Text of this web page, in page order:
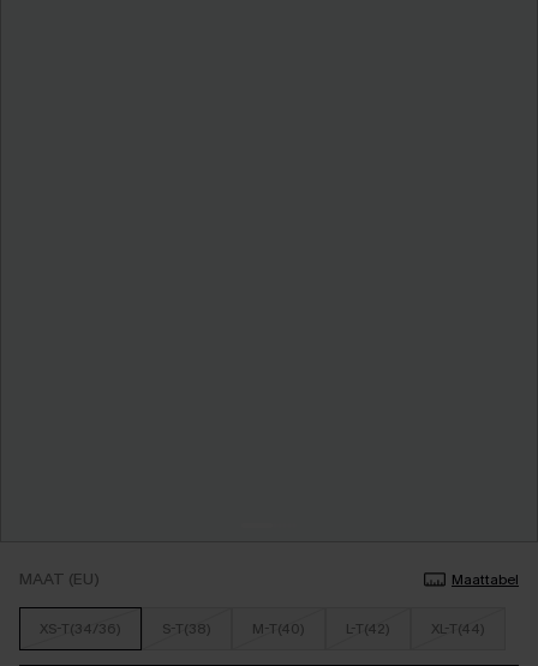
MAAT (EU) Maattabel
XS-T(34/36) S-T(38) M-T(40) L-T(42) XL-T(44)